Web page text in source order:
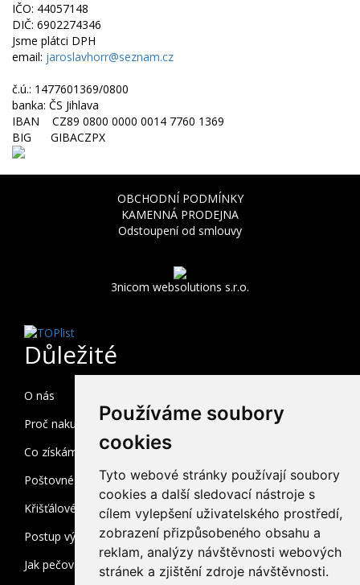
Používáme soubory
cookies
Tyto webové stránky používají soubory
cookies a další sledovací nástroje s
cílem vylepšení uživatelského prostředí,
zobrazení přizpůsobeného obsahu a
reklam, analýzy návštěvnosti webových
stránek a zjištění zdroje návštěvnosti.
IČO: 44057148
DIČ: 6902274346
Jsme plátci DPH
email: jaroslavhorr@seznam.cz
č.ú.: 1477601369/0800
banka: ČS Jihlava
IBAN CZ89 0800 0000 0014 7760 1369
BIG GIBACZPX
OBCHODNÍ PODMÍNKY
KAMENNÁ PRODEJNA
Odstoupení od smlouvy
3nicom websolutions s.r.o.
Důležité
O nás
Proč nakupovat u nás
Co získám registrací
Poštovné a balné
Křišťálové sklo
Postup výroby
Jak pečovat o broušené sklo